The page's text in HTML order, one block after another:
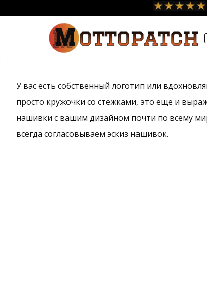
содержимому
У вас есть собственный логотип или
просто кружочки со стежками, это еще и
нашивки с вашим дизайном почти по всему
всегда согласовываем эскиз нашивок.